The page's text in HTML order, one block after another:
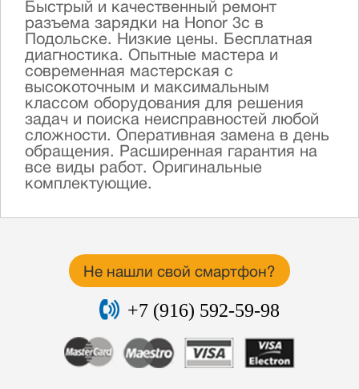
Быстрый и качественный ремонт
разъема зарядки на Honor 3c в
Подольске. Низкие цены. Бесплатная
диагностика. Опытные мастера и
современная мастерская с
высокоточным и максимальным
классом оборудования для решения
задач и поиска неисправностей любой
сложности. Оперативная замена в день
обращения. Расширенная гарантия на
все виды работ. Оригинальные
комплектующие.
Не нашли свой смартфон?
+7 (916) 592-59-98